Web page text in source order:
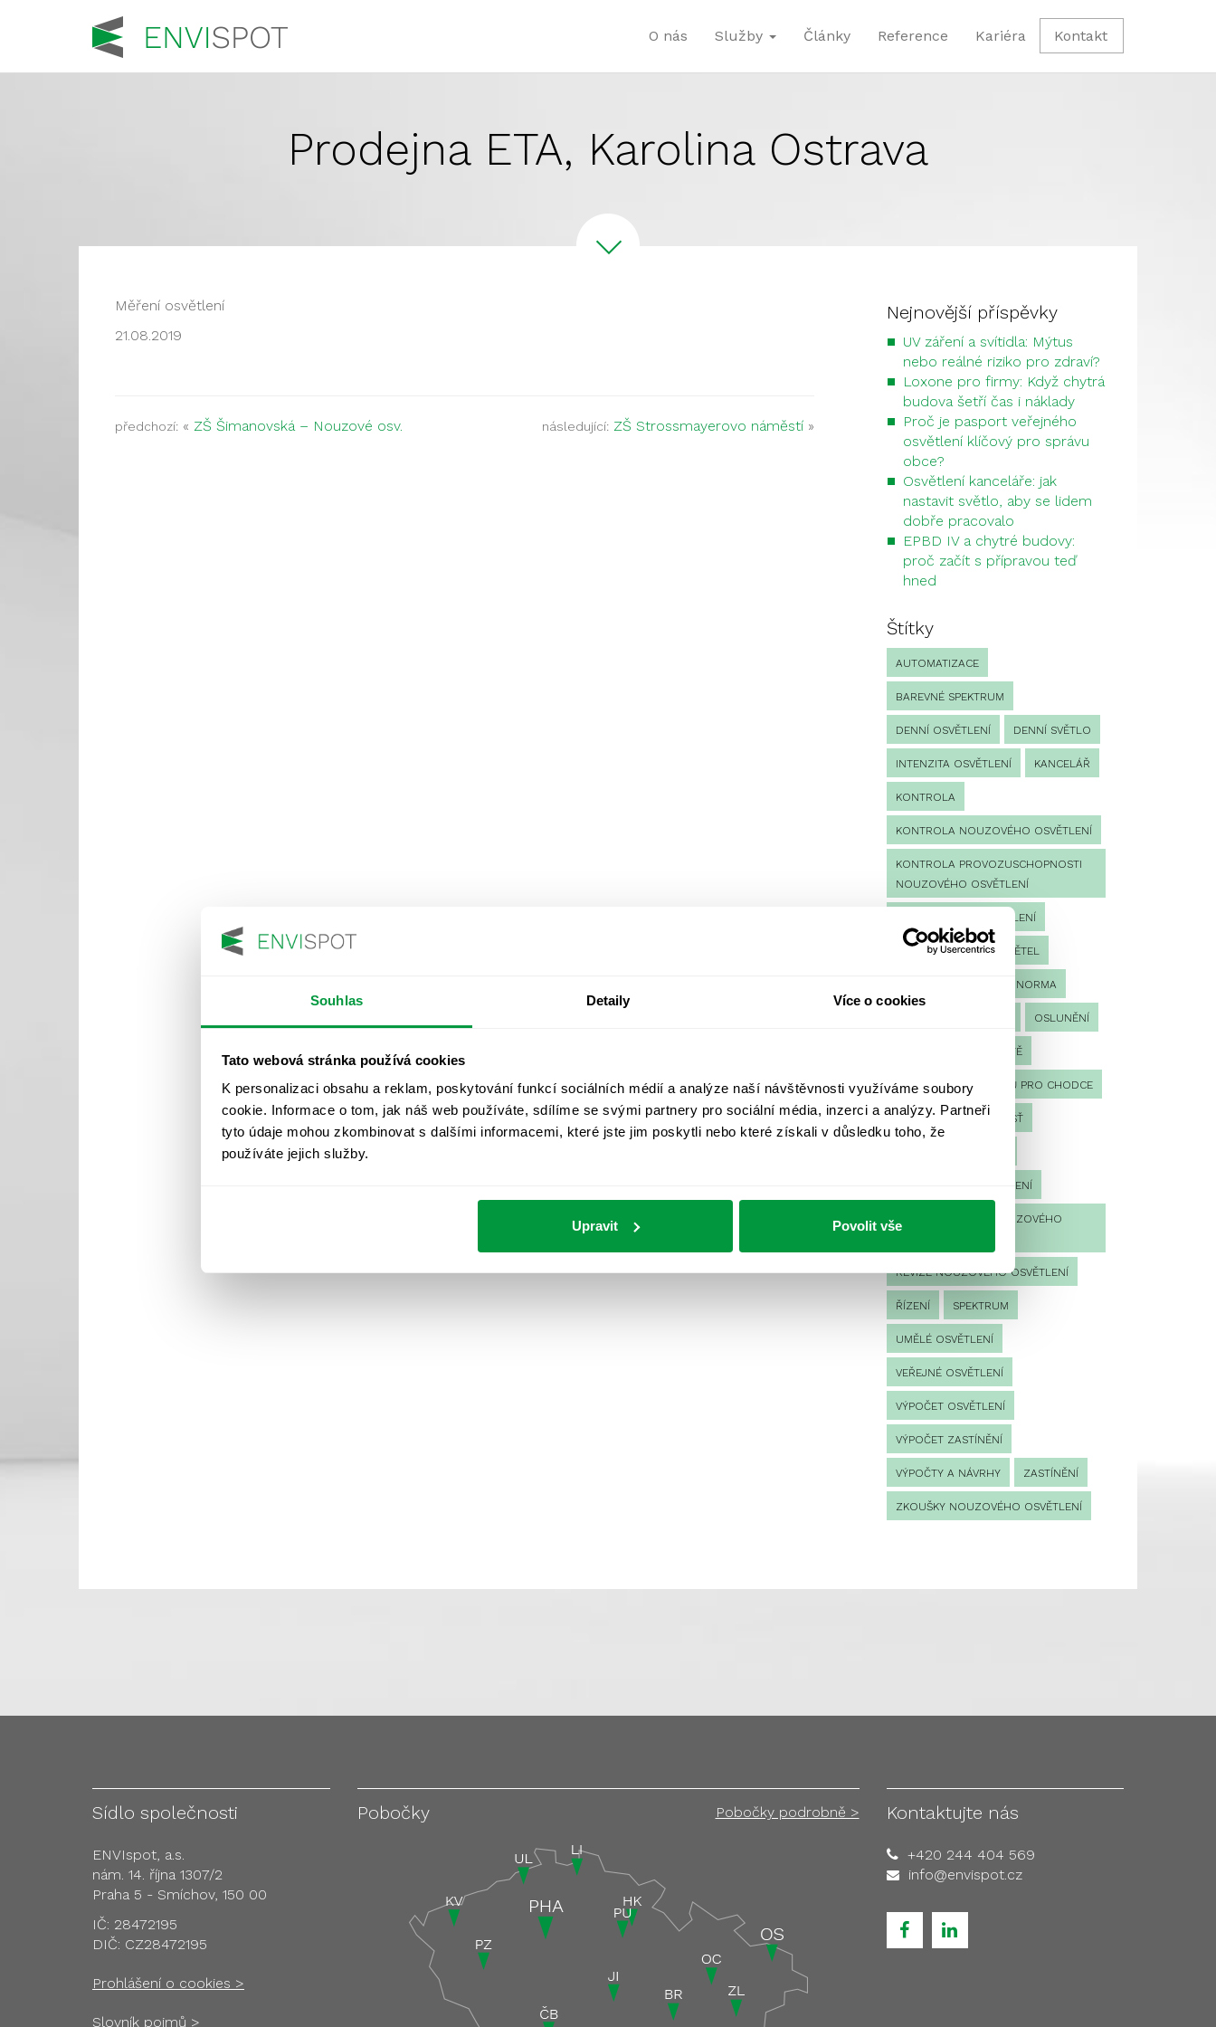
Souhlas Detaily Více o cookies
Tato webová stránka používá cookies
K personalizaci obsahu a reklam, poskytování funkcí sociálních médií a analýze naší návštěvnosti využíváme soubory
cookie. Informace o tom, jak náš web používáte, sdílíme se svými partnery pro sociální média, inzerci a analýzy. Partneři
tyto údaje mohou zkombinovat s dalšími informacemi, které jste jim poskytli nebo které získali v důsledku toho, že
používáte jejich služby.
Upravit Povolit vše
O nás Služby Články Reference Kariéra Kontakt
Prodejna ETA, Karolina Ostrava
Měření osvětlení
21.08.2019
předchozí: « ZŠ Šimanovská – Nouzové osv. následující: ZŠ Strossmayerovo náměstí»
Nejnovější příspěvky
UV záření a svítidla: Mýtus
nebo reálné riziko pro zdraví?
Loxone pro firmy: Když chytrá
budova šetří čas i náklady
Proč je pasport veřejného
osvětlení klíčový pro správu
obce?
Osvětlení kanceláře: jak
nastavit světlo, aby se lidem
dobře pracovalo
EPBD IV a chytré budovy:
proč začít s přípravou teď
hned
Štítky
AUTOMATIZACE
BAREVNÉ SPEKTRUM
DENNÍ OSVĚTLENÍ DENNÍ SVĚTLO
INTENZITA OSVĚTLENÍ KANCELÁŘ
KONTROLA
KONTROLA NOUZOVÉHO OSVĚTLENÍ
KONTROLA PROVOZUSCHOPNOSTI
NOUZOVÉHO OSVĚTLENÍ
LED NOUZOVÉ OSVĚTLENÍ
MĚŘENÍ MĚŘENÍ SVĚTEL
NORMA
OSLUNĚNÍ
OSVĚTLENÍ PRACOVIŠTĚ
OSVĚTLENÍ PŘECHODŮ PRO CHODCE
OSVĚTLENÍ SPORTOVIŠŤ
PROTIPANICKÉ OSVĚTLENÍ
PROVOZNÍ DENÍK NOUZOVÉHO
REVIZE NOUZOVÉHO OSVĚTLENÍ
ŘÍZENÍ SPEKTRUM
UMĚLÉ OSVĚTLENÍ
VEŘEJNÉ OSVĚTLENÍ
VÝPOČET OSVĚTLENÍ
VÝPOČET ZASTÍNĚNÍ
VÝPOČTY A NÁVRHY ZASTÍNĚNÍ
ZKOUŠKY NOUZOVÉHO OSVĚTLENÍ
Sídlo společnosti
ENVIspot, a.s.
nám. 14. října 1307/2
Praha 5 - Smíchov, 150 00
IČ: 28472195
DIČ: CZ28472195
Prohlášení o cookies >
Slovník pojmů >
Pobočky Pobočky podrobně > Kontaktujte nás
+420 244 404 569
info@envispot.cz